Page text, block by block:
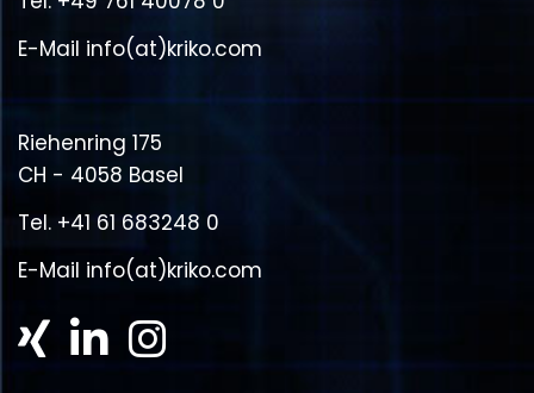
E-Mail info(at)kriko.com
Riehenring 175
CH - 4058 Basel
Tel. +41 61 683248 0
E-Mail info(at)kriko.com